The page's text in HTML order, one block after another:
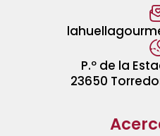
P.º de la
23650